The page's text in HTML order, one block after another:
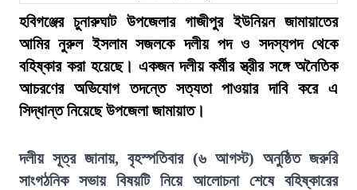
হবিগঞ্জের চুনারুঘাট উপজেলার গাজীপুর ইউনিয়ন জামায়াতের
আমির নুরুল ইসলাম সজলকে দলীয় পদ ও সদস্যপদ থেকে
বহিষ্কার করা হয়েছে। একজন দলীয় কর্মীর স্ত্রীর সঙ্গে অনৈতিক
আচরণের অভিযোগ তদন্তে সত্যতা পাওয়ার দাবি করে এ
সিদ্ধান্ত নিয়েছে উপজেলা জামায়াত।
দলীয় সূত্র জানায়, বৃহস্পতিবার (৬ আগস্ট) অনুষ্ঠিত জরুরি
সাংগঠনিক সভায় বিষয়টি নিয়ে আলোচনা শেষে বহিষ্কারের